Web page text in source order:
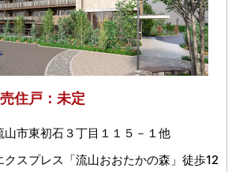
住戸：未定
山市東初石３丁目１１５－１他
クスプレス「流山おおたかの森」徒歩12